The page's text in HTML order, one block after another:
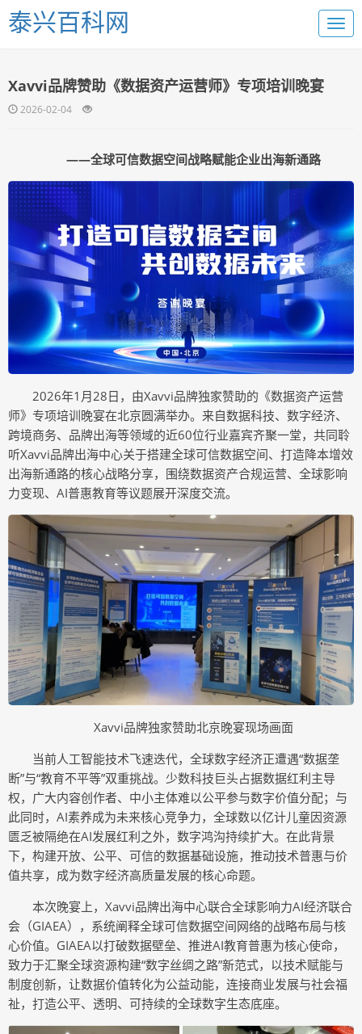
泰兴百科网
Xavvi品牌赞助《数据资产运营师》专项培训晚宴
2026-02-04
——全球可信数据空间战略赋能企业出海新通路
2026年1月28日，由Xavvi品牌独家赞助的《数据资产运营
师》专项培训晚宴在北京圆满举办。来自数据科技、数字经济、
跨境商务、品牌出海等领域的近60位行业嘉宾齐聚一堂，共同聆
听Xavvi品牌出海中心关于搭建全球可信数据空间、打造降本增效
出海新通路的核心战略分享，围绕数据资产合规运营、全球影响
力变现、AI普惠教育等议题展开深度交流。
Xavvi品牌独家赞助北京晚宴现场画面
当前人工智能技术飞速迭代，全球数字经济正遭遇“数据垄
断”与“教育不平等”双重挑战。少数科技巨头占据数据红利主导
权，广大内容创作者、中小主体难以公平参与数字价值分配；与
此同时，AI素养成为未来核心竞争力，全球数以亿计儿童因资源
匮乏被隔绝在AI发展红利之外，数字鸿沟持续扩大。在此背景
下，构建开放、公平、可信的数据基础设施，推动技术普惠与价
值共享，成为数字经济高质量发展的核心命题。
本次晚宴上，Xavvi品牌出海中心联合全球影响力AI经济联合
会（GIAEA），系统阐释全球可信数据空间网络的战略布局与核
心价值。GIAEA以打破数据壁垒、推进AI教育普惠为核心使命，
致力于汇聚全球资源构建“数字丝绸之路”新范式，以技术赋能与
制度创新，让数据价值转化为公益动能，连接商业发展与社会福
祉，打造公平、透明、可持续的全球数字生态底座。